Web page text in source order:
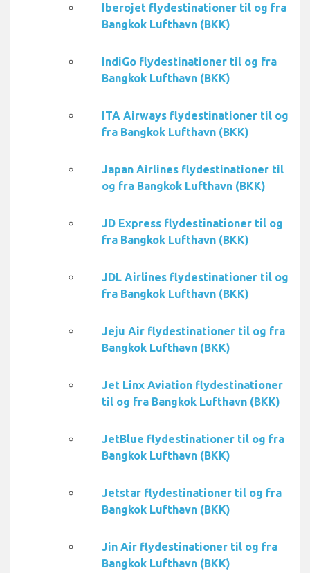
Iberojet flydestinationer til og fra
Bangkok Lufthavn (BKK)
IndiGo flydestinationer til og fra
Bangkok Lufthavn (BKK)
ITA Airways flydestinationer til og
fra Bangkok Lufthavn (BKK)
Japan Airlines flydestinationer til
og fra Bangkok Lufthavn (BKK)
JD Express flydestinationer til og
fra Bangkok Lufthavn (BKK)
JDL Airlines flydestinationer til og
fra Bangkok Lufthavn (BKK)
Jeju Air flydestinationer til og fra
Bangkok Lufthavn (BKK)
Jet Linx Aviation flydestinationer
til og fra Bangkok Lufthavn (BKK)
JetBlue flydestinationer til og fra
Bangkok Lufthavn (BKK)
Jetstar flydestinationer til og fra
Bangkok Lufthavn (BKK)
Jin Air flydestinationer til og fra
Bangkok Lufthavn (BKK)